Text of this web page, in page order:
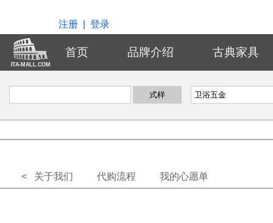
注册 登录
ITA-MALL.COM
首页 品牌介绍 古典家具
< 关于我们 代购流程 我的心愿单